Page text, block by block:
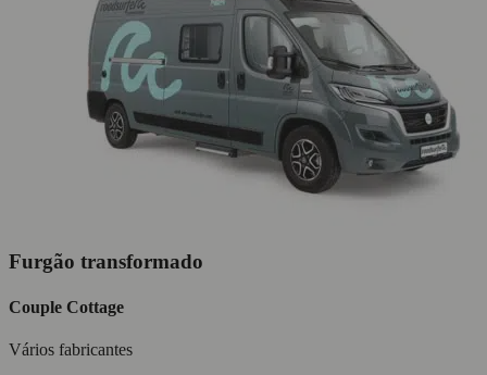
Furgão transformado
Couple Cottage
Vários fabricantes